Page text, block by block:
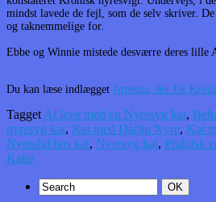
mindst lavede de fejl, som de selv skriver.
og taknemmelige for.
Ebbe og Winnie mistede desværre deres lille
Du kan læse indlægget Artemis, der fik
Tagget At leve med en Nyresyg kat,
nyresyg kat, Kat med Dårlig Nyre, Kat
Nyreslid hos kat, Nyresyg kat, Praktisk
Katte